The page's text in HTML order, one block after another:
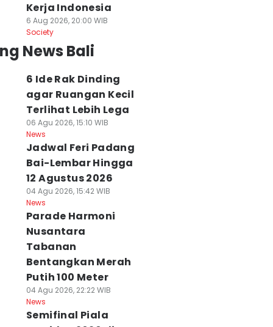
Kerja Indonesia
6 Aug 2026, 20:00 WIB
Society
News Bali
6 Ide Rak Dinding
agar Ruangan Kecil
Terlihat Lebih Lega
06 Agu 2026, 15:10 WIB
News
Jadwal Feri Padang
Bai-Lembar Hingga
12 Agustus 2026
04 Agu 2026, 15:42 WIB
News
Parade Harmoni
Nusantara
Tabanan
Bentangkan Merah
Putih 100 Meter
04 Agu 2026, 22:22 WIB
News
Semifinal Piala